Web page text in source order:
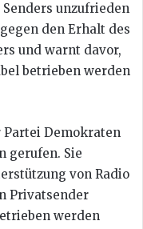
unzufrieden
den Erhalt des
und warnt davor,
betrieben werden
Demokraten
gerufen. Sie
von Radio
Privatsender
werden